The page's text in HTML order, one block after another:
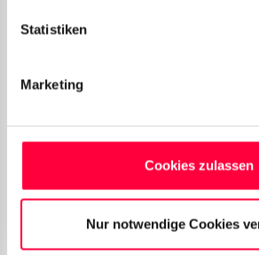
Statistiken
Marketing
Cookies zulassen
Nur notwendige Cookies
Neuen Telefonbucheintrag